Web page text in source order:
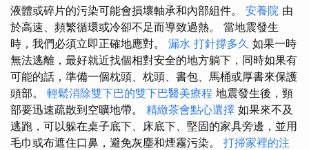
液體或碎片的污染可能會損壞軸承和內部組件。 安養院 由
於高速、頻繁循環或冷卻不足而導致過熱。 當地震發生
時，我們必須立即正確地應對。 漏水 打針撐多久 如果一時
無法逃離，最好就近找個相對安全的地方躺下，同時如果有
可能的話，準備一個枕頭、枕頭、書包、馬桶或厚書來保護
頭部。 輕鬆消除雙下巴的雙下巴醫美療程 地震發生後，頸
部要迅速疏散到空曠地帶。 精緻茶會點心選擇 如果來不及
逃跑，可以躲在桌子底下、床底下、堅固的家具旁邊，並用
毛巾或布遮住口鼻，避免灰塵和煙霧污染。 打掃家裡的注